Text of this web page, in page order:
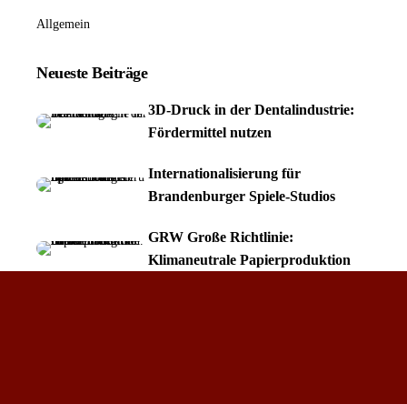
Allgemein
Neueste Beiträge
3D-Druck in der Dentalindustrie:
Fördermittel nutzen
Internationalisierung für
Brandenburger Spiele-Studios
GRW Große Richtlinie:
Klimaneutrale Papierproduktion